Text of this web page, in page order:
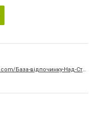
https://facebook.com/База-відпочинку-Над-Стрипою-114209182013365/